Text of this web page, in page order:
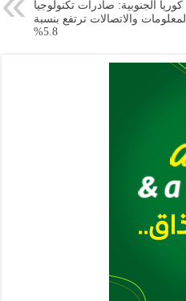
p
كوريا الجنوبية: صادرات تكنولوجيا
المعلومات والاتصالات ترتفع بنسبة
5.8%